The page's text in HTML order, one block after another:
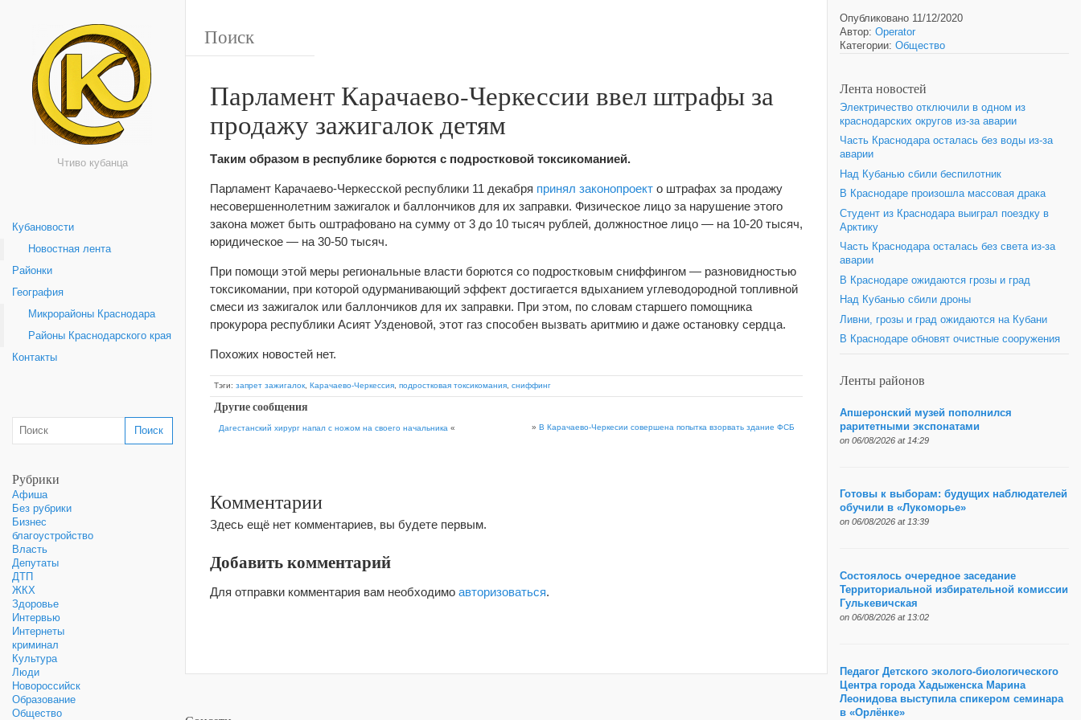
Чтиво кубанца
Кубановости
Новостная лента
Районки
География
Микрорайоны Краснодара
Районы Краснодарского края
Контакты
Рубрики
Афиша
Без рубрики
Бизнес
благоустройство
Власть
Депутаты
ДТП
ЖКХ
Здоровье
Интервью
Интернеты
криминал
Культура
Люди
Новороссийск
Образование
Общество
Парламент Карачаево-Черкессии ввел штрафы за
продажу зажигалок детям
Таким образом в республике борются с подростковой токсикоманией.
Парламент Карачаево-Черкесской республики 11 декабря принял законопроект о штрафах за продажу
несовершеннолетним зажигалок и баллончиков для их заправки. Физическое лицо за нарушение этого
закона может быть оштрафовано на сумму от 3 до 10 тысяч рублей, должностное лицо — на 10-20 тысяч,
юридическое — на 30-50 тысяч.
При помощи этой меры региональные власти борются со подростковым сниффингом — разновидностью
токсикомании, при которой одурманивающий эффект достигается вдыханием углеводородной топливной
смеси из зажигалок или баллончиков для их заправки. При этом, по словам старшего помощника
прокурора республики Асият Узденовой, этот газ способен вызвать аритмию и даже остановку сердца.
Похожих новостей нет.
Тэги: запрет зажигалок Карачаево-Черкессия подростковая токсикомания сниффинг
Другие сообщения
Дагестанский хирург напал с ножом на своего начальника « » В Карачаево-Черкесии совершена попытка взорвать здание ФСБ
Комментарии
Здесь ещё нет комментариев, вы будете первым.
Добавить комментарий
Для отправки комментария вам необходимо авторизоваться.
Опубликовано 11/12/2020
Автор: Operator
Категории: Общество
Лента новостей
Электричество отключили в одном из
краснодарских округов из-за аварии
Часть Краснодара осталась без воды из-за
аварии
Над Кубанью сбили беспилотник
В Краснодаре произошла массовая драка
Студент из Краснодара выиграл поездку в
Арктику
Часть Краснодара осталась без света из-за
аварии
В Краснодаре ожидаются грозы и град
Над Кубанью сбили дроны
Ливни, грозы и град ожидаются на Кубани
В Краснодаре обновят очистные сооружения
Ленты районов
Апшеронский музей пополнился
раритетными экспонатами
on 06/08/2026 at 14:29
Готовы к выборам: будущих наблюдателей
обучили в «Лукоморье»
on 06/08/2026 at 13:39
Состоялось очередное заседание
Территориальной избирательной комиссии
Гулькевичская
on 06/08/2026 at 13:02
Педагог Детского эколого-биологического
Центра города Хадыженска Марина
Леонидова выступила спикером семинара
в «Орлёнке»